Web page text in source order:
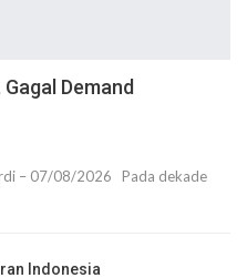
Demand
– 07/08/2026 Pada dekade
Indonesia